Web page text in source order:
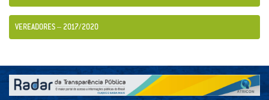
VEREADORES – 2017/2020